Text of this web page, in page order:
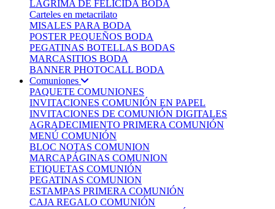
LAGRIMA DE FELICIDA BODA
Carteles en metacrilato
MISALES PARA BODA
POSTER PEQUEÑOS BODA
PEGATINAS BOTELLAS BODAS
MARCASITIOS BODA
BANNER PHOTOCALL BODA
Comuniones
PAQUETE COMUNIONES
INVITACIONES COMUNIÓN EN PAPEL
INVITACIONES DE COMUNIÓN DIGITALES
AGRADECIMIENTO PRIMERA COMUNIÓN
MENÚ COMUNIÓN
BLOC NOTAS COMUNION
MARCAPÁGINAS COMUNION
ETIQUETAS COMUNIÓN
PEGATINAS COMUNION
ESTAMPAS PRIMERA COMUNIÓN
CAJA REGALO COMUNIÓN